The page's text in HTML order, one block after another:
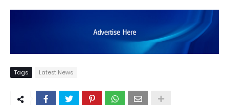
Tags Latest News